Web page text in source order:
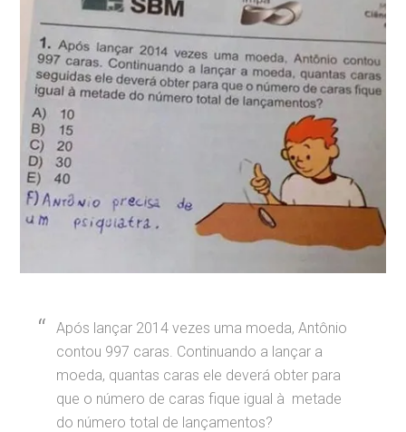
Após lançar 2014 vezes uma moeda, Antônio
contou 997 caras. Continuando a lançar a
moeda, quantas caras ele deverá obter para
que o número de caras fique igual à metade
do número total de lançamentos?